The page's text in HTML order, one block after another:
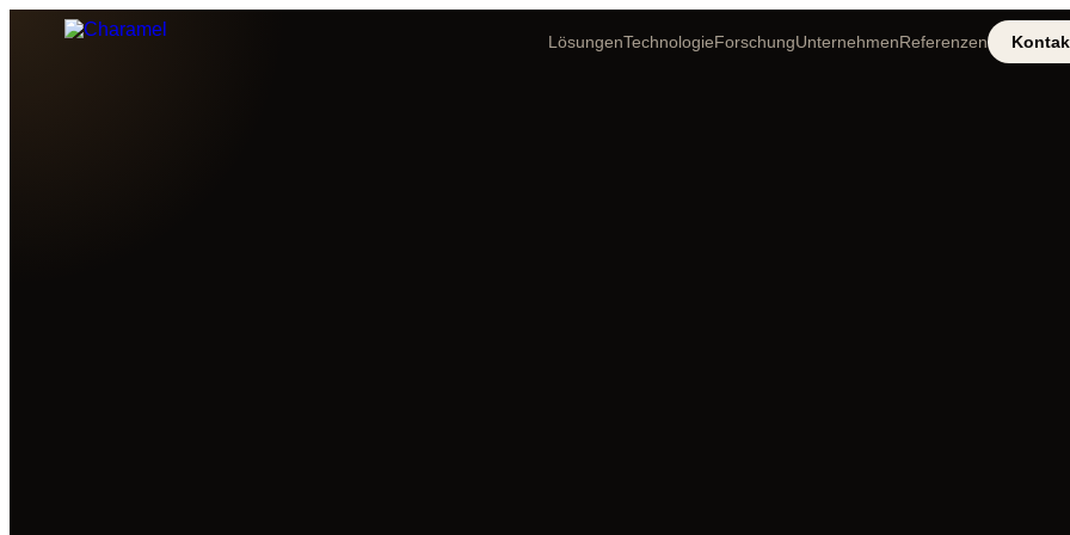
LösungenTechnologieForschungUnternehmenReferenzen